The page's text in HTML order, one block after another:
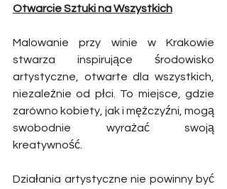
Otwarcie Sztuki na Wszystkich
Malowanie przy winie w Krakowie
stwarza inspirujące środowisko
artystyczne, otwarte dla wszystkich,
niezależnie od płci. To miejsce, gdzie
zarówno kobiety, jak i mężczyźni, mogą
swobodnie wyrażać swoją
kreatywność.
Działania artystyczne nie powinny być